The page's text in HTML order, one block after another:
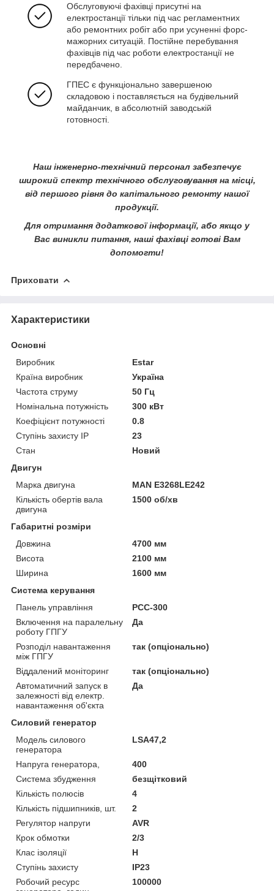
Обслуговуючі фахівці присутні на
електростанції тільки під час регламентних
або ремонтних робіт або при усуненні форс-
мажорних ситуацій. Постійне перебування
фахівців під час роботи електростанції не
передбачено.
ГПЕС є функціонально завершеною
складовою і поставляється на будівельний
майданчик, в абсолютній заводській
готовності.
Наш інженерно-технічний персонал забезпечує
широкий спектр технічного обслуговування на місці,
від першого рівня до капітального ремонту нашої
продукції.
Для отримання додаткової інформації, або якщо у
Вас виникли питання, наші фахівці готові Вам
допомогти!
Приховати
Характеристики
Основні
Виробник
Estar
Країна виробник
Україна
Частота струму
50 Гц
Номінальна потужність
300 кВт
Коефіцієнт потужності
0.8
Ступінь захисту IP
23
Стан
Новий
Двигун
Марка двигуна
MAN E3268LE242
Кількість обертів вала
двигуна
1500 об/хв
Габаритні розміри
Довжина
4700 мм
Висота
2100 мм
Ширина
1600 мм
Система керування
Панель управління
PCC-300
Включення на паралельну
роботу ГПГУ
Да
Розподіл навантаження
між ГПГУ
так (опціонально)
Віддалений моніторинг
так (опціонально)
Автоматичний запуск в
залежності від електр.
навантаження об'єкта
Да
Силовий генератор
Модель силового
генератора
LSA47,2
Напруга генератора,
400
Система збудження
безщітковий
Кількість полюсів
4
Кількість підшипників, шт.
2
Регулятор напруги
AVR
Крок обмотки
2/3
Клас ізоляції
Н
Ступінь захисту
IP23
Робочий ресурс
100000